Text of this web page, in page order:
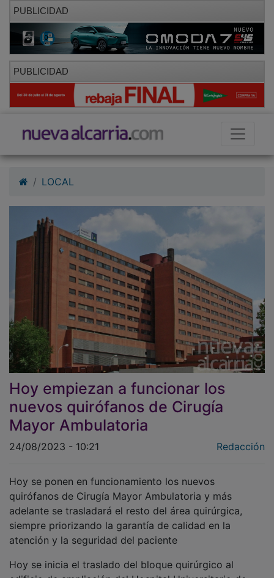
PUBLICIDAD
PUBLICIDAD
Hoy empiezan a funcionar los
nuevos quirófanos de Cirugía
Mayor Ambulatoria
quirófanos de Cirugía Mayor Ambulatoria y más
adelante se trasladará el resto del área quirúrgica,
siempre priorizando la garantía de calidad en la
atención y la seguridad del paciente
edificio de ampliación del Hospital Universitario de